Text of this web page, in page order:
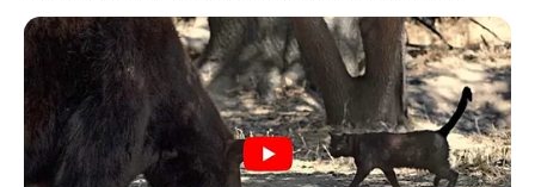
10 Potret Menawan Zahra
Yuriva, Eks JKT48 yang
Jadi Peserta MasterChef
Season 7
Betah Menjomblo, Ini 10
Pesona Shinta Naomi Eks
JKT48